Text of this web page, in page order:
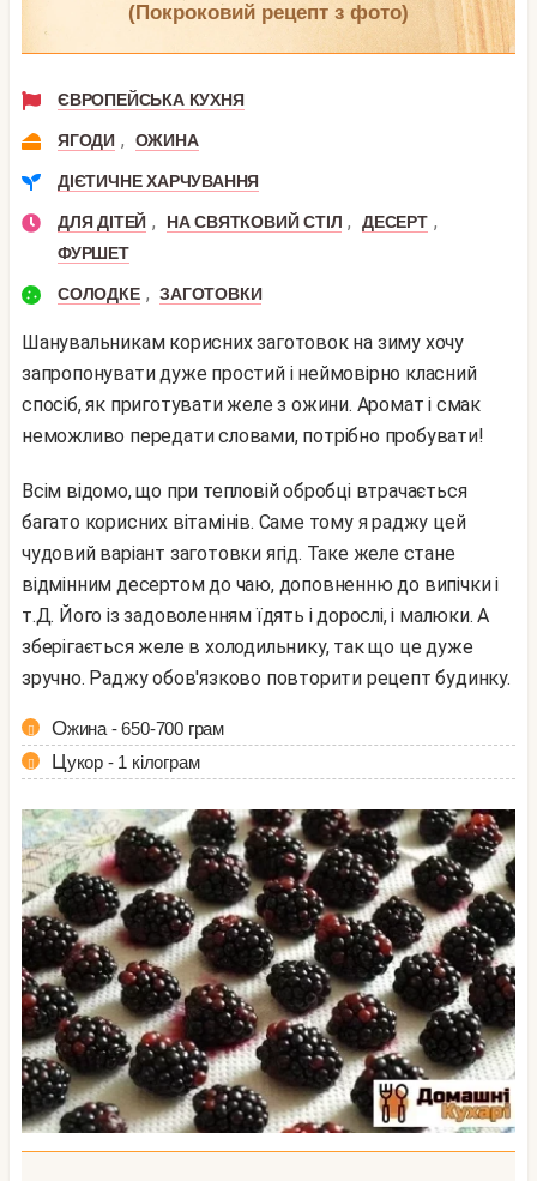
(покроковий рецепт з фото)
ЄВРОПЕЙСЬКА КУХНЯ
ЯГОДИ , ОЖИНА
ДІЄТИЧНЕ ХАРЧУВАННЯ
ДЛЯ ДІТЕЙ , НА СВЯТКОВИЙ СТІЛ , ДЕСЕРТ ,
ФУРШЕТ
СОЛОДКЕ , ЗАГОТОВКИ
Шанувальникам корисних заготовок на зиму хочу
запропонувати дуже простий і неймовірно класний
спосіб, як приготувати желе з ожини. Аромат і смак
неможливо передати словами, потрібно пробувати!
Всім відомо, що при тепловій обробці втрачається
багато корисних вітамінів. Саме тому я раджу цей
чудовий варіант заготовки ягід. Таке желе стане
відмінним десертом до чаю, доповненню до випічки і
т.Д. Його із задоволенням їдять і дорослі, і малюки. А
зберігається желе в холодильнику, так що це дуже
зручно. Раджу обов'язково повторити рецепт будинку.
Ожина - 650-700 грам
Цукор - 1 кілограм